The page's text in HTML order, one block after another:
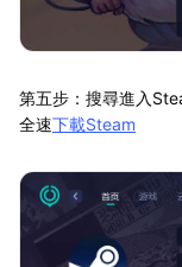
第五步：搜尋進入
全速下載Steam